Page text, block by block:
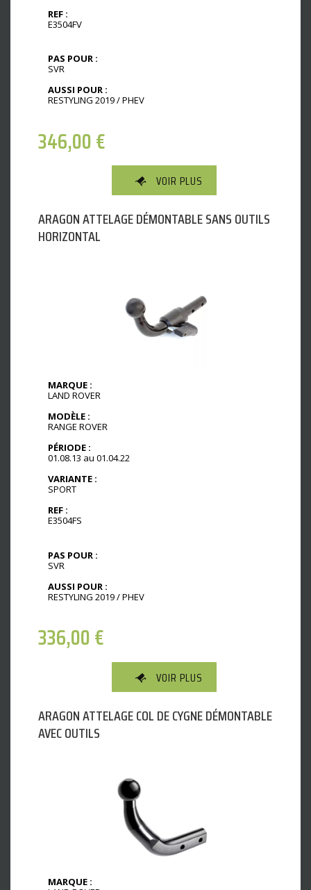
REF :
E3504FV
PAS POUR :
SVR
AUSSI POUR :
RESTYLING 2019 / PHEV
346,00€
VOIR PLUS
ARAGON ATTELAGE DÉMONTABLE SANS OUTILS
HORIZONTAL
MARQUE :
LAND ROVER
MODÈLE :
RANGE ROVER
PÉRIODE :
01.08.13 au 01.04.22
VARIANTE :
SPORT
REF :
E3504FS
PAS POUR :
SVR
AUSSI POUR :
RESTYLING 2019 / PHEV
336,00€
VOIR PLUS
ARAGON ATTELAGE COL DE CYGNE DÉMONTABLE
AVEC OUTILS
MARQUE :